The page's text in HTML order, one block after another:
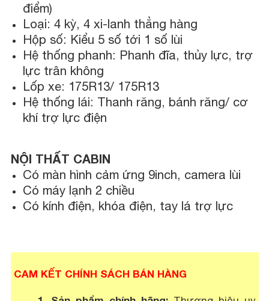
điểm)
Loại: 4 kỳ, 4 xi-lanh thẳng hàng
Hộp số: Kiểu 5 số tới 1 số lùi
Hệ thống phanh: Phanh đĩa, thủy lực, trợ
lực trân không
Lốp xe: 175R13/ 175R13
Hệ thống lái: Thanh răng, bánh răng/ cơ
khí trợ lực điện
NỘI THẤT CABIN
Có màn hình cảm ứng 9inch, camera lùi
Có máy lạnh 2 chiều
Có kính điện, khóa điện, tay lá trợ lực
CAM KẾT CHÍNH SÁCH BÁN HÀNG